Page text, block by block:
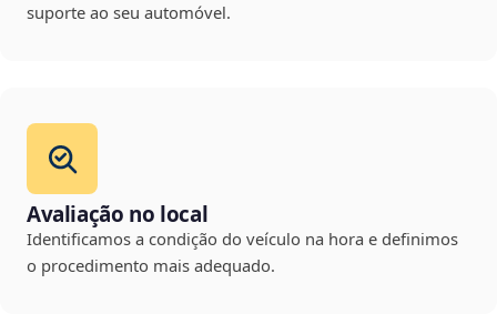
suporte ao seu automóvel.
Avaliação no local
Identificamos a condição do veículo na hora e definimos
o procedimento mais adequado.